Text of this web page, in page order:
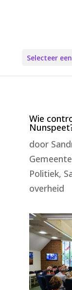
Selecteer
Wie
door
Politiek,
overheid